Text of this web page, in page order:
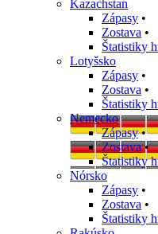
Kazachstan
Zápasy •
Zostava •
Štatistiky
Lotyšsko
Zápasy •
Zostava •
Štatistiky
Nemecko
Zápasy•
Zostava•
Štatistiky
Nórsko
Zápasy •
Zostava •
Štatistiky